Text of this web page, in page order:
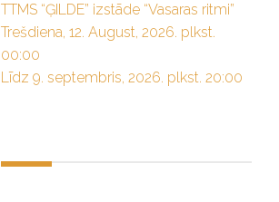
TTMS “ĢILDE” izstāde “Vasaras ritmi”
Trešdiena, 12. August, 2026. plkst.
00:00
Līdz 9. septembris, 2026. plkst. 20:00